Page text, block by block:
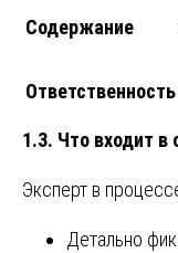
Содержание
Ответственность
1.3. Что входит в
Эксперт в
Детально